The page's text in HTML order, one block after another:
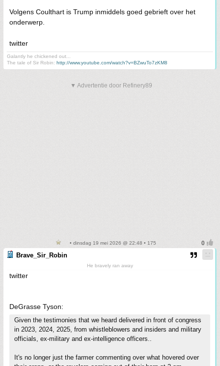
Volgens Coulthart is Trump inmiddels goed gebrieft over het
onderwerp.
twitter
Galantly he chickened out...
The tale of Sir Robin: http://www.youtube.com/watch?v=BZwuTo7zKM8
▼ Advertentie door Refinery89
• dinsdag 19 mei 2026 @ 22:48 • 175
Brave_Sir_Robin
He bravely ran away
twitter
DeGrasse Tyson:
Given the testimonies that we heard delivered in front of congress
in 2023, 2024, 2025, from whistleblowers and insiders and military
officials, ex-military and ex-intelligence officers..
It's no longer just the farmer commenting over what hovered over